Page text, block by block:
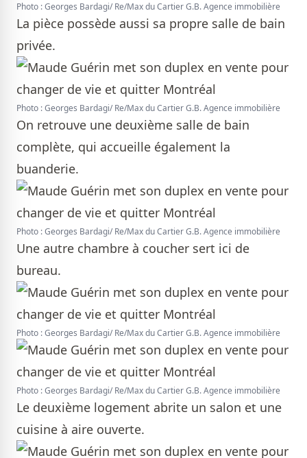
Photo : Georges Bardagi/ Re/Max du Cartier G.B. Agence immobilière
La pièce possède aussi sa propre salle de bain
privée.
Photo : Georges Bardagi/ Re/Max du Cartier G.B. Agence immobilière
On retrouve une deuxième salle de bain
complète, qui accueille également la
buanderie.
Photo : Georges Bardagi/ Re/Max du Cartier G.B. Agence immobilière
Une autre chambre à coucher sert ici de
bureau.
Photo : Georges Bardagi/ Re/Max du Cartier G.B. Agence immobilière
Photo : Georges Bardagi/ Re/Max du Cartier G.B. Agence immobilière
Le deuxième logement abrite un salon et une
cuisine à aire ouverte.